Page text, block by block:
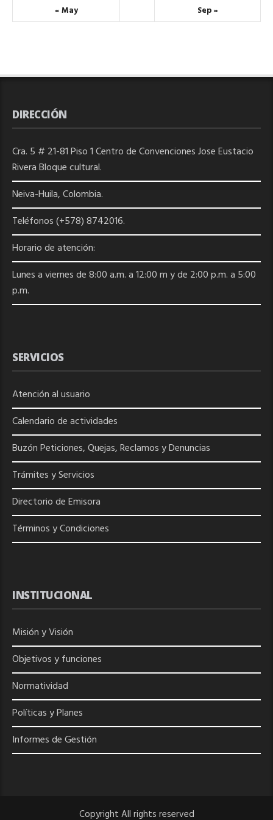
« May Sep »
DIRECCIÓN
Cra. 5 # 21-81 Piso 1 Centro de Convenciones Jose Eustacio
Rivera Bloque cultural.
Neiva-Huila, Colombia.
Teléfonos (+578) 8742016.
Horario de atención:
Lunes a viernes de 8:00 a.m. a 12:00 m y de 2:00 p.m. a 5:00
p.m.
SERVICIOS
Atención al usuario
Calendario de actividades
Buzón Peticiones, Quejas, Reclamos y Denuncias
Trámites y Servicios
Directorio deEmisora
Términos y Condiciones
INSTITUCIONAL
Misión y Visión
Objetivos y funciones
Normatividad
Políticas y Planes
Informes de Gestión
Copyright All rights reserved